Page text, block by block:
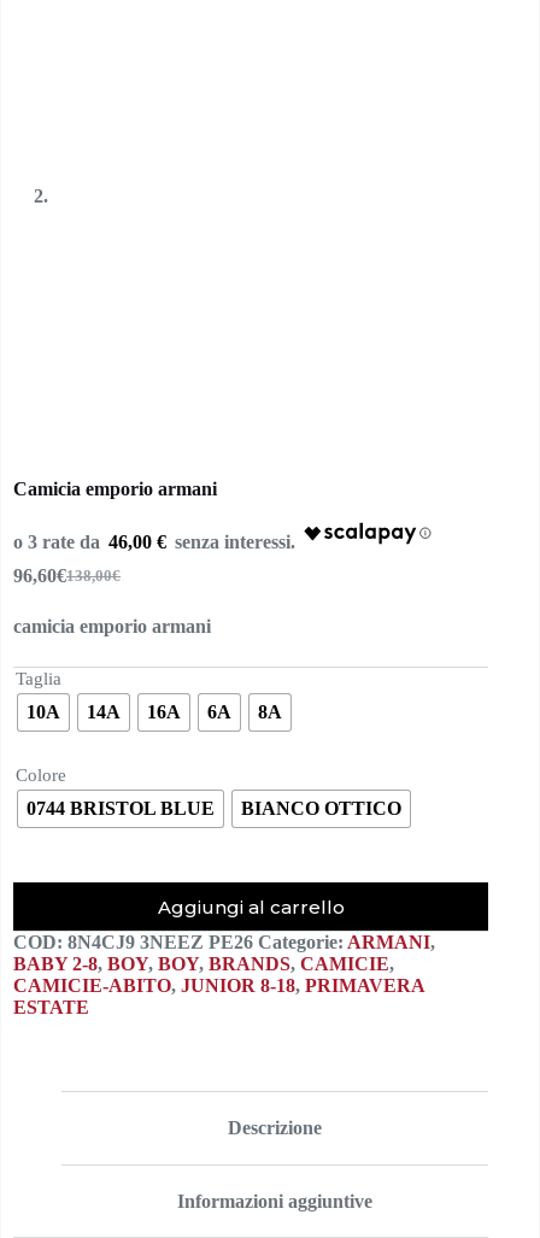
Camicia emporio armani
46,00 €
138,00€
Il
originale
138,00€.
96,60€Il
attuale
96,60€.
camicia emporio armani
Taglia
10A 14A 16A 6A 8A
Colore
0744 BRISTOL BLUE BIANCO OTTICO
Aggiungi al carrello
COD: 8N4CJ9 3NEEZ PE26 Categorie: ARMANI,
BABY 2-8, BOY, BOY, BRANDS, CAMICIE,
CAMICIE-ABITO, JUNIOR 8-18, PRIMAVERA
ESTATE
Descrizione
Informazioni aggiuntive